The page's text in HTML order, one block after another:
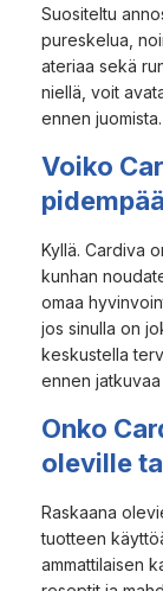
Suositeltu
pureskelua,
ateriaa sekä
niellä, voit
ennen juomista.
Voiko
Kyllä. Cardiva
kunhan
omaa
jos sinulla on
keskustella
ennen
Onko
oleville
Raskaana
tuotteen
ammattilaisen